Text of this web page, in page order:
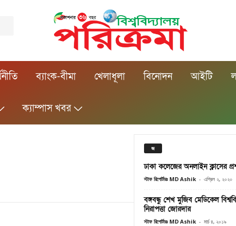
ব্যাংক-বীমা খেলাধূলা বিনোদন আইটি
ক্যাম্পাস খবর
জ
ঢাকা কলেজের অনলাইন ক্লাসের
স্টাফ রিপোর্টারঃ MD Ashik - এপ্রিল ২, ২০২০
বঙ্গবন্ধু শেখ মুজিব মেডিকেল
নিরাপত্তা জোরদার
স্টাফ রিপোর্টারঃ MD Ashik - মার্চ ৪, ২০১৯